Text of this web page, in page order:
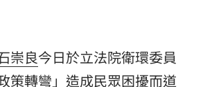
崇良今日於立法院衛環委員
策轉彎」造成民眾困擾而道